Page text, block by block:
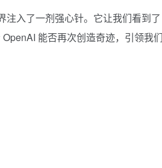
入了一剂强心针。它让我们看到
能否再次创造奇迹，引领我